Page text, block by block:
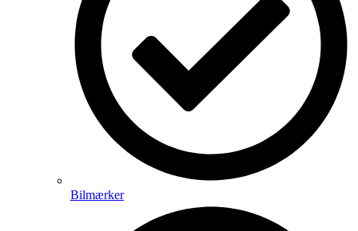
Bilmærker